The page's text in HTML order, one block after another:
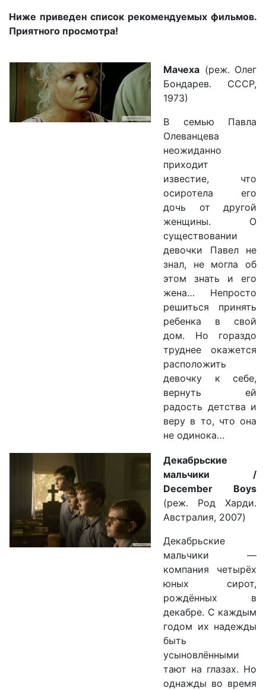
Ниже приведен список рекомендуемых фильмов.
Приятного просмотра!
Мачеха (реж. Олег
Бондарев. СССР,
1973)
В семью Павла
Олеванцева
неожиданно
приходит
известие, что
осиротела его
дочь от другой
женщины. О
существовании
девочки Павел не
знал, не могла об
этом знать и его
жена… Непросто
решиться принять
ребенка в свой
дом. Но гораздо
труднее окажется
расположить
девочку к себе,
вернуть ей
радость детства и
веру в то, что она
не одинока…
Декабрьские
мальчики /
December Boys
(реж. Род Харди.
Австралия, 2007)
Декабрьские
мальчики —
компания четырёх
юных сирот,
рождённых в
декабре. С каждым
годом их надежды
быть
усыновлёнными
тают на глазах. Но
однажды во время